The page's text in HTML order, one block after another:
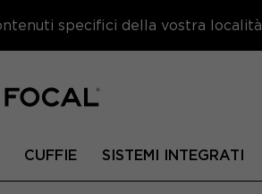
specifici della vostra località.
CUFFIE SISTEMI INTEGRATI